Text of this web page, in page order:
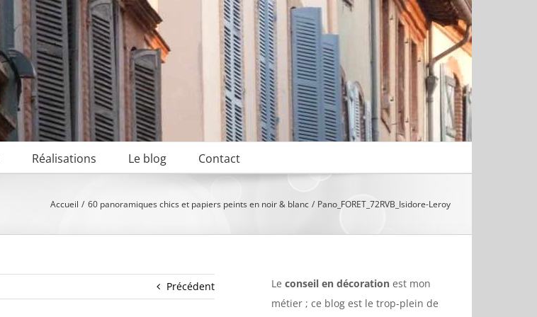
Réalisations Le blog Contact
Accueil 60 panoramiques chics et papiers peints en noir & blanc Pano_FORET_72RVB_Isidore-Leroy
Précédent Le conseil en décoration est mon
métier ; ce blog est le trop-plein de